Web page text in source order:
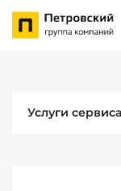
Услуги сервиса